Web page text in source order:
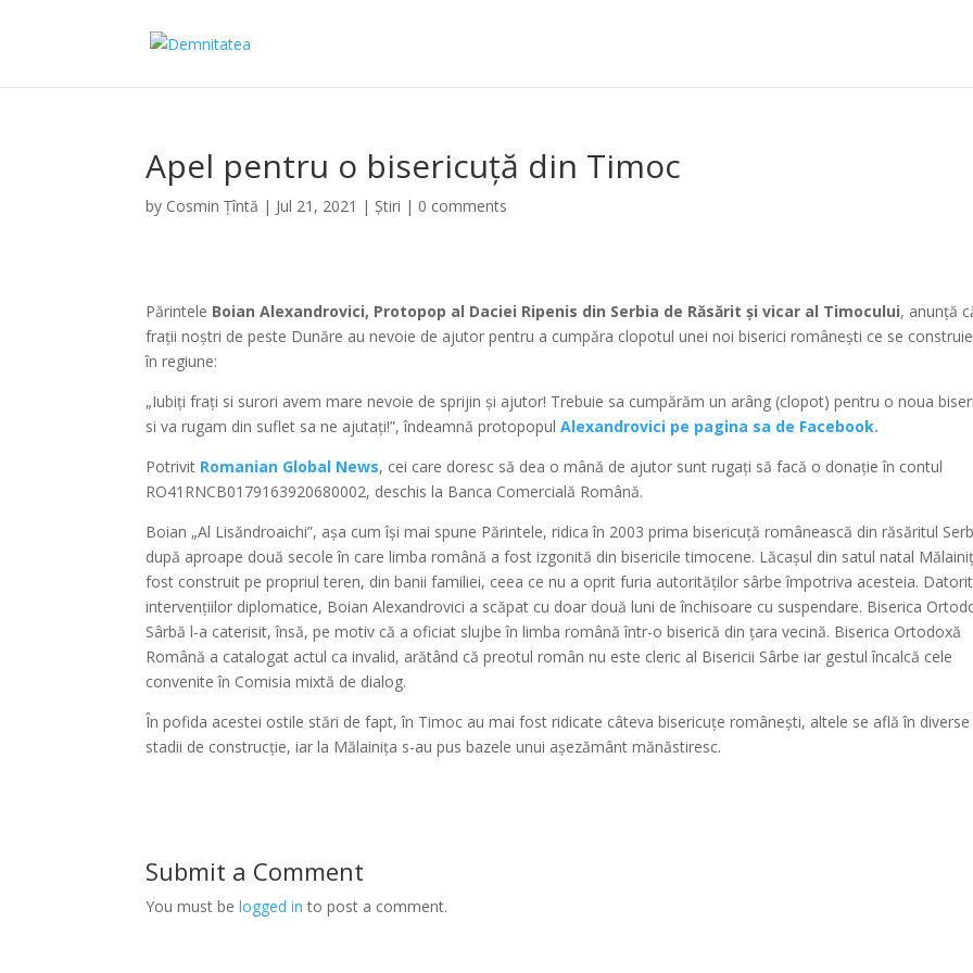
Apel pentru o bisericuță din Timoc
by Cosmin Țîntă | Jul 21, 2021 |Știri | 0 comments
Părintele Boian Alexandrovici, Protopop al Daciei Ripenis din Serbia de Răsărit și vicar al Timocului, anunță
frații noștri de peste Dunăre au nevoie de ajutor pentru a cumpăra clopotul unei noi biserici românești ce se
în regiune:
„Iubiți frați si surori avem mare nevoie de sprijin și ajutor! Trebuie sa cumpărăm un arâng (clopot) pentru o noua
si va rugam din suflet sa ne ajutați!”, îndeamnă protopopulAlexandrovici pe pagina sa de Facebook.
Potrivit Romanian Global News, cei care doresc să dea o mână de ajutor sunt rugați să facă o donație în contul
RO41RNCB0179163920680002, deschis la Banca Comercială Română.
Boian „Al Lisăndroaichi”, așa cum își mai spune Părintele, ridica în 2003 prima bisericuță românească din răsăritul
după aproape două secole în care limba română a fost izgonită din bisericile timocene. Lăcașul din satul natal
fost construit pe propriul teren, din banii familiei, ceea ce nu a oprit furia autorităților sârbe împotriva acesteia.
intervențiilor diplomatice, Boian Alexandrovici a scăpat cu doar două luni de închisoare cu suspendare. Biserica
Sârbă l-a caterisit, însă, pe motiv că a oficiat slujbe în limba română într-o biserică din țara vecină. Biserica Ortodoxă
Română a catalogat actul ca invalid, arătând că preotul român nu este cleric al Bisericii Sârbe iar gestul încalcă cele
convenite în Comisia mixtă de dialog.
În pofida acestei ostile stări de fapt, în Timoc au mai fost ridicate câteva bisericuțe românești, altele se află în diverse
stadii de construcție, iar la Mălainița s-au pus bazele unui așezământ mănăstiresc.
Submit a Comment
You must belogged in to post a comment.